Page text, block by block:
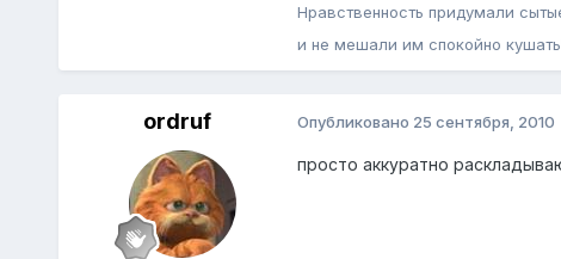
Нравственность придумали
и не мешали им спокойно
ordruf Опубликовано 25 сентября, 2010
просто аккуратно